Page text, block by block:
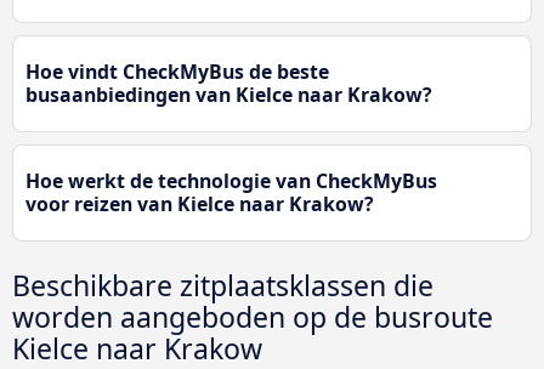
Hoe vindt CheckMyBus de beste
busaanbiedingen van Kielce naar Krakow?
Hoe werkt de technologie van CheckMyBus
voor reizen van Kielce naar Krakow?
Beschikbare zitplaatsklassen die
worden aangeboden op de busroute
Kielce naar Krakow